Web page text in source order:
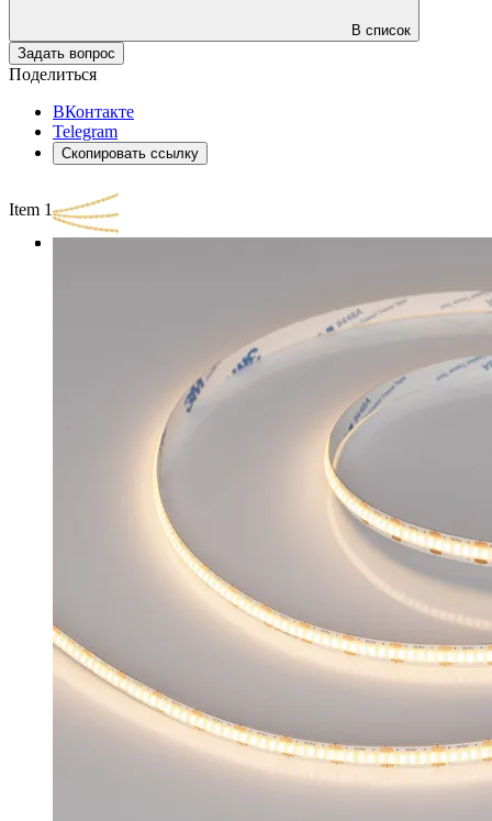
В список
Задать вопрос
Поделиться
ВКонтакте
Telegram
Скопировать ссылку
Item 1 of 3